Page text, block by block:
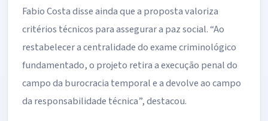
Fabio Costa disse ainda que a proposta valoriza
critérios técnicos para assegurar a paz social. “Ao
restabelecer a centralidade do exame criminológico
fundamentado, o projeto retira a execução penal do
campo da burocracia temporal e a devolve ao campo
da responsabilidade técnica”, destacou.